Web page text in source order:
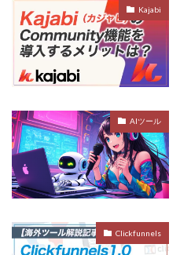
Kajabi
AIツール
Clickfunnels